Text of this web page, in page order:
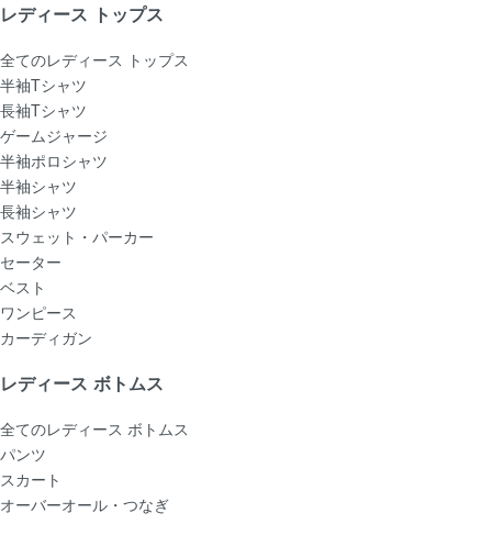
レディース トップス
全てのレディース トップス
半袖Tシャツ
長袖Tシャツ
ゲームジャージ
半袖ポロシャツ
半袖シャツ
長袖シャツ
スウェット・パーカー
セーター
ベスト
ワンピース
カーディガン
レディース ボトムス
全てのレディース ボトムス
パンツ
スカート
オーバーオール・つなぎ